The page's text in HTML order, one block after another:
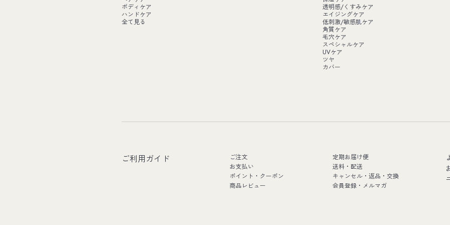
ボディケア
ハンドケア
全て見る
透明感/くすみケア
エイジングケア
低刺激/敏感肌ケア
角質ケア
毛穴ケア
スペシャルケア
UVケア
ツヤ
カバー
ご利用ガイド ご注文
定期お届け便
お支払い
送料・配送
ポイント・クーポン
キャンセル・返品・交換
商品レビュー
会員登録・メルマガ